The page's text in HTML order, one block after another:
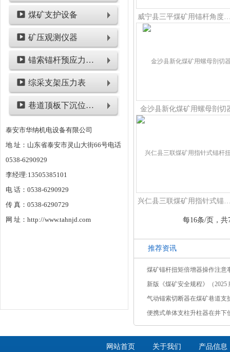
煤矿支护设备
矿压观测仪器
锚索锚杆预应力检测设备
综采支架压力表
巷道顶板下沉位移类仪表
泰安市华纳机电设备有限公司
地 址：山东省泰安市灵山大街66号电话
0538-6290929
李经理:13505385101
电 话：0538-6290929
传 真：0538-6290729
网 址：http://www.tahnjd.com
威宁县三平煤矿用锚杆
金沙县新化煤矿用螺母剖切
兴仁县三联煤矿用指针式锚杆
每16条/页，共
推荐资讯
煤矿锚杆扭矩倍增器操作注意
新版《煤矿安全规程》（2025
气动锚索切断器在煤矿巷道支
便携式单体支柱升柱器在井下
网站首页 关于我们 产品信息